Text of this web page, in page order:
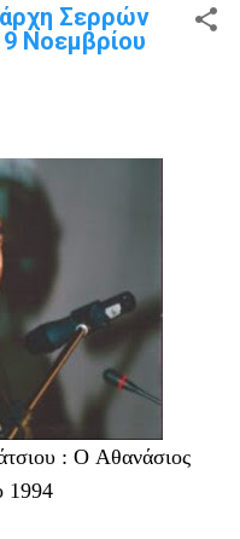
Σερρών
Νοεμβρίου
: O Αθανάσιος
1994